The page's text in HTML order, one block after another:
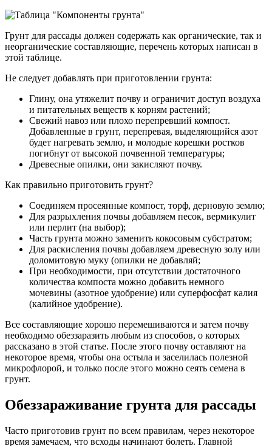
Грунт для рассады должен содержать как органические, так и
неорганические составляющие, перечень которых написан в
этой таблице.
Не следует добавлять при приготовлении грунта:
Глину, она утяжелит почву и ограничит доступ воздуха
и питательных веществ к корням растений;
Свежий навоз или плохо перепревший компост.
Добавленные в грунт, перепревая, выделяющийся азот
будет нагревать землю, и молодые корешки ростков
погибнут от высокой почвенной температуры;
Древесные опилки, они закисляют почву.
Как правильно приготовить грунт?
Соединяем просеянные компост, торф, дерновую землю;
Для разрыхления почвы добавляем песок, вермикулит
или перлит (на выбор);
Часть грунта можно заменить кокосовым субстратом;
Для раскисления почвы добавляем древесную золу или
доломитовую муку (опилки не добавляй;
При необходимости, при отсутствии достаточного
количества компоста можно добавить немного
мочевины (азотное удобрение) или суперфосфат калия
(калийное удобрение).
Все составляющие хорошо перемешиваются и затем почву
необходимо обеззаразить любым из способов, о которых
рассказано в этой статье. После этого почву оставляют на
некоторое время, чтобы она остыла и заселилась полезной
микрофлорой, и только после этого можно сеять семена в
грунт.
Обеззараживание грунта для рассады
Часто приготовив грунт по всем правилам, через некоторое
время замечаем, что всходы начинают болеть. Главной